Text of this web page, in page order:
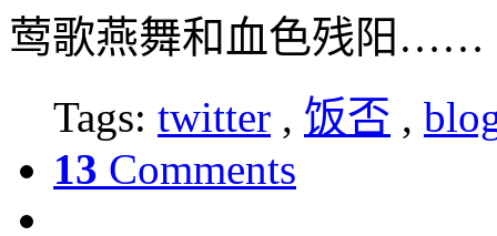
莺歌燕舞和血色残阳……
Tags: twitter , 饭否 ,
13 Comments